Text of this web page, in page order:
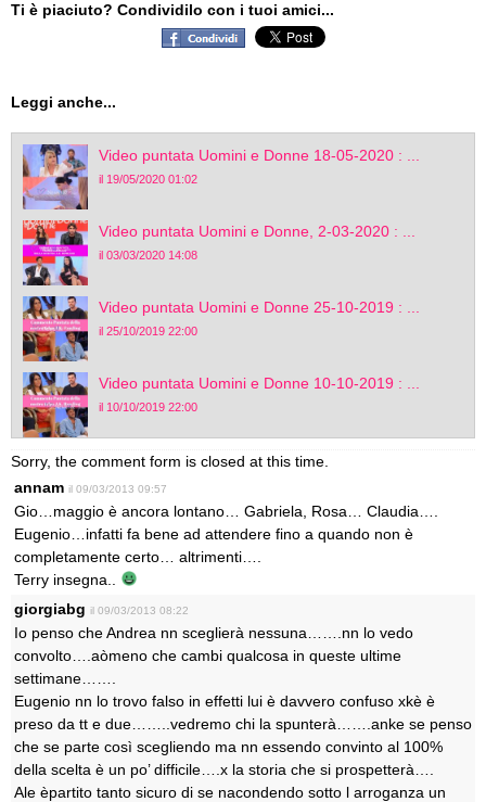
Ti è piaciuto? Condividilo con i tuoi amici...
Leggi anche...
Video puntata Uomini e Donne 18-05-2020 : ...
il 19/05/2020 01:02
Video puntata Uomini e Donne, 2-03-2020 : ...
il 03/03/2020 14:08
Video puntata Uomini e Donne 25-10-2019 : ...
il 25/10/2019 22:00
Video puntata Uomini e Donne 10-10-2019 : ...
il 10/10/2019 22:00
Sorry, the comment form is closed at this time.
annam il 09/03/2013 09:57
Gio…maggio è ancora lontano… Gabriela, Rosa… Claudia….
Eugenio…infatti fa bene ad attendere fino a quando non è
completamente certo… altrimenti….
Terry insegna..
giorgiabg il 09/03/2013 08:22
Io penso che Andrea nn sceglierà nessuna…….nn lo vedo
convolto….aòmeno che cambi qualcosa in queste ultime
settimane…….
Eugenio nn lo trovo falso in effetti lui è davvero confuso xkè è
preso da tt e due……..vedremo chi la spunterà…….anke se penso
che se parte così scegliendo ma nn essendo convinto al 100%
della scelta è un po’ difficile….x la storia che si prospetterà….
Ale èpartito tanto sicuro di se nacondendo sotto l arroganza un